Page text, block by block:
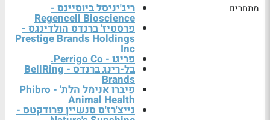
מתחרים ריג'יניסל ביוסיינס -
Regencell Bioscience
פרסטיז' ברנדס הולדינגס -
Prestige Brands Holdings
Inc
פריגו - Perrigo Co.
בל-רינג ברנדס - BellRing
Brands
פיברו אנימל הלת' - Phibro
Animal Health
נייצ'רז'ס סנשיין פרודקטס -